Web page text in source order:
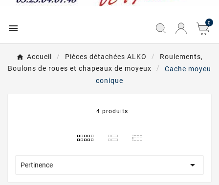
 0
Accueil Pièces détachées ALKO
Roulements,
Boulons de roues et chapeaux de moyeux
Cache moyeu
conique
4 produits
Pertinence 